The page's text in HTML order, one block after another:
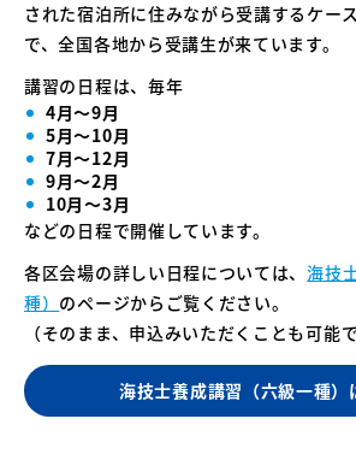
された宿泊所に住みながら受講するケー
で、全国各地から受講生が来ています。
講習の日程は、毎年
4月〜9月
5月〜10月
7月〜12月
9月〜2月
10月〜3月
などの日程で開催しています。
各区会場の詳しい日程については、海技
種） のページからご覧ください。
（そのまま、申込みいただくことも可能で
海技士養成講習（六級一種）